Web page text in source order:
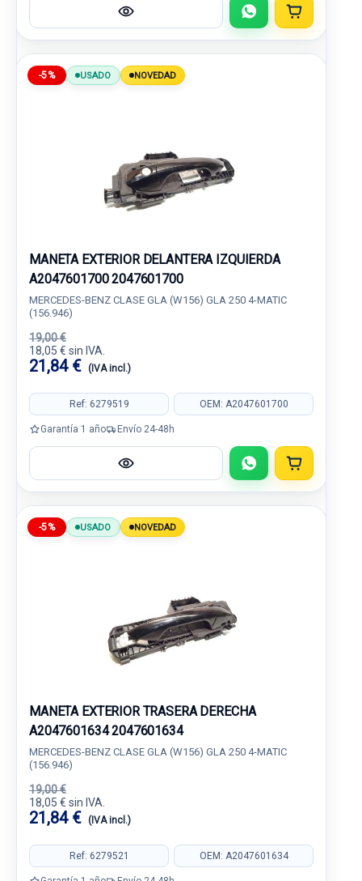
-5% USADO NOVEDAD
MANETA EXTERIOR DELANTERA IZQUIERDA
A2047601700 2047601700
MERCEDES-BENZ CLASE GLA (W156) GLA 250 4-MATIC
(156.946)
19,00 €
18,05 € sin IVA.
21,84 € (IVA incl.)
Ref: 6279519 OEM: A2047601700
Garantía 1 año Envío 24-48h
-5% USADO NOVEDAD
MANETA EXTERIOR TRASERA DERECHA
A2047601634 2047601634
MERCEDES-BENZ CLASE GLA (W156) GLA 250 4-MATIC
(156.946)
19,00 €
18,05 € sin IVA.
21,84 € (IVA incl.)
Ref: 6279521 OEM: A2047601634